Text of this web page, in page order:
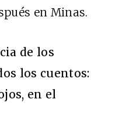
en Minas.
de los
los cuentos:
en el